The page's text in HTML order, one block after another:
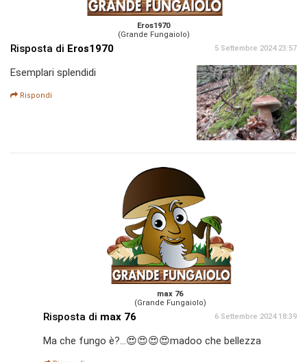
Eros1970
(Grande Fungaiolo)
Risposta di Eros1970 5 Settembre 2024 23:57
Esemplari splendidi
Rispondi
max 76
(Grande Fungaiolo)
Risposta di max 76 6 Settembre 2024 18:39
Ma che fungo è?...😍😍😍😍madoo che bellezza